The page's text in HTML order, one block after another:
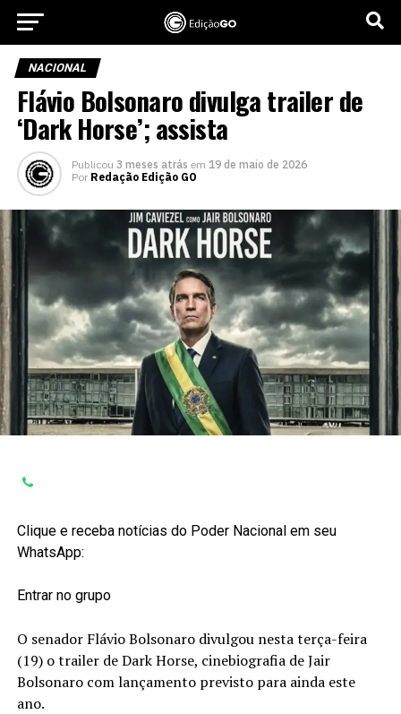
NACIONAL
Flávio Bolsonaro divulga trailer de
‘Dark Horse’; assista
Publicou 3 meses atrás em 19 de maio de 2026
Por Redação Edição GO
Clique e receba notícias do Poder Nacional em seu
WhatsApp:
Entrar no grupo
O senador Flávio Bolsonaro divulgou nesta terça-feira
(19) o trailer de Dark Horse, cinebiografia de Jair
Bolsonaro com lançamento previsto para ainda este
ano.